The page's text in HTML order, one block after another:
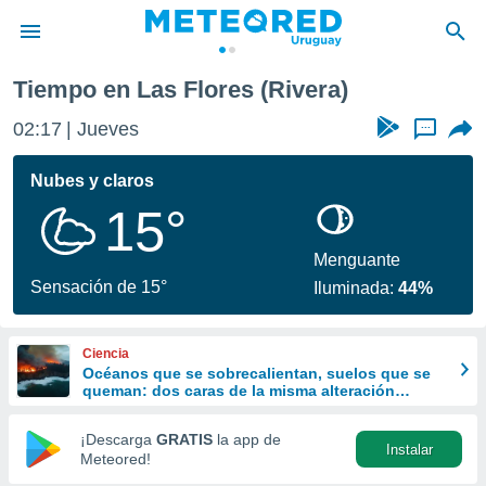
de
ha
calidad.
a este
las
y
forma
digital
basada
Tiempo en Las Flores (Rivera)
02:17 Jueves ...
Nubes y claros
15°
Sensación de 15°
Menguante
Iluminada:44%
Ciencia
Océanos que se sobrecalientan, suelos que se
queman: dos caras de la misma alteración
¡Descarga GRATIS la app de
Meteored!
Instalar